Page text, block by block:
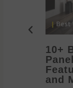
10+
and